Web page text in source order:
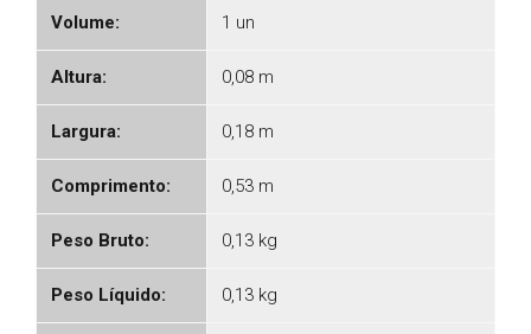
Volume: 1 un
Altura: 0,08 m
Largura: 0,18 m
Comprimento: 0,53 m
Peso Bruto: 0,13 kg
Peso Líquido: 0,13 kg